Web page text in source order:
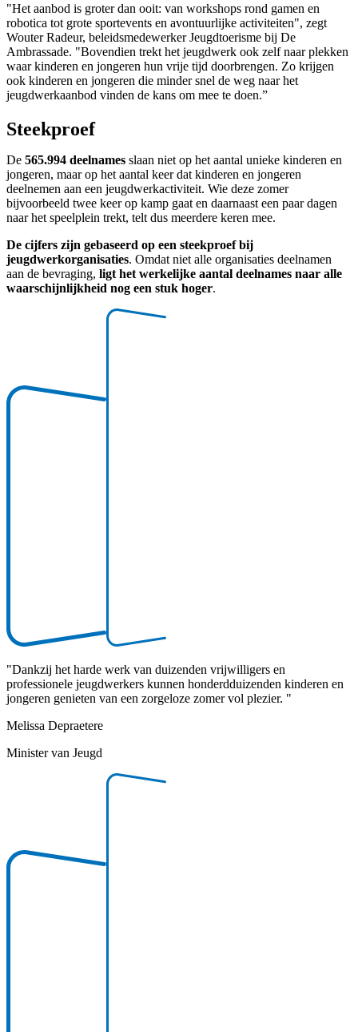
"Het aanbod is groter dan ooit: van workshops rond gamen en
robotica tot grote sportevents en avontuurlijke activiteiten", zegt
Wouter Radeur, beleidsmedewerker Jeugdtoerisme bij De
Ambrassade. "Bovendien trekt het jeugdwerk ook zelf naar plekken
waar kinderen en jongeren hun vrije tijd doorbrengen. Zo krijgen
ook kinderen en jongeren die minder snel de weg naar het
jeugdwerkaanbod vinden de kans om mee te doen.”
Steekproef
De 565.994 deelnames slaan niet op het aantal unieke kinderen en
jongeren, maar op het aantal keer dat kinderen en jongeren
deelnemen aan een jeugdwerkactiviteit. Wie deze zomer
bijvoorbeeld twee keer op kamp gaat en daarnaast een paar dagen
naar het speelplein trekt, telt dus meerdere keren mee.
De cijfers zijn gebaseerd op een steekproef bij
jeugdwerkorganisaties. Omdat niet alle organisaties deelnamen
aan de bevraging, ligt het werkelijke aantal deelnames naar alle
waarschijnlijkheid nog een stuk hoger.
"Dankzij het harde werk van duizenden vrijwilligers en
professionele jeugdwerkers kunnen honderdduizenden kinderen en
jongeren genieten van een zorgeloze zomer vol plezier. "
Melissa Depraetere
Minister van Jeugd